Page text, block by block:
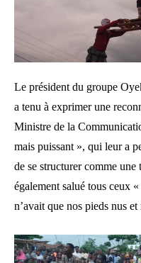
Le président du groupe
a tenu à exprimer une
Ministre de la
mais puissant », qui leur a
de se structurer comme
également salué tous ceux
n’avait que nos pieds nus et